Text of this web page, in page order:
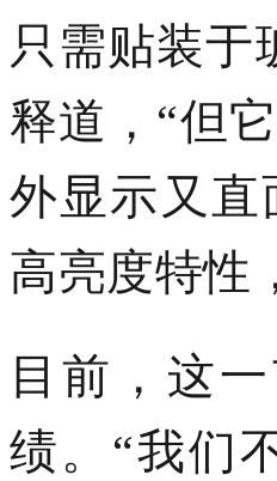
只需贴装于
释道，“但
外显示又直
高亮度特性
目前，这
绩。 “我们